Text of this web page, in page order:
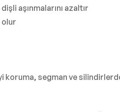
aşınmalarını azaltır
olur
segman ve